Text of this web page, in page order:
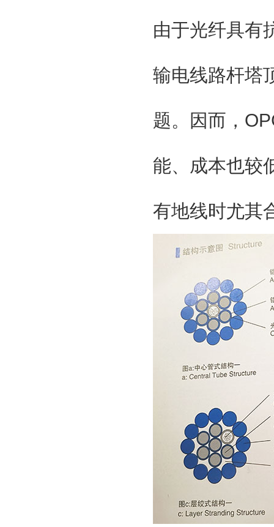
由于光纤具有
输电线路杆塔
题。因而，
能、成本也较
有地线时尤其